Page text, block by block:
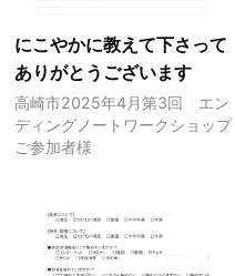
にこやかに教えて下さって
ありがとうございます
高崎市2025年4月第3回 エン
ディングノートワークショップ
ご参加者様